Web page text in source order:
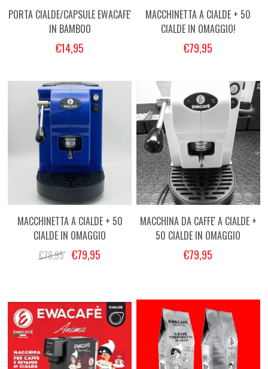
PORTA CIALDE/CAPSULE EWACAFE'
IN BAMBOO
€14,95
MACCHINETTA A CIALDE + 50
CIALDE IN OMAGGIO!
€79,95
MACCHINETTA A CIALDE + 50
CIALDE IN OMAGGIO
€78,95 €79,95
MACCHINA DA CAFFE' A CIALDE +
50 CIALDE IN OMAGGIO
€79,95